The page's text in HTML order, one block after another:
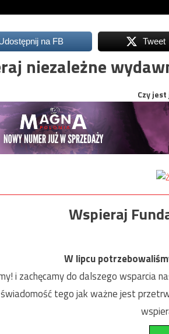
na FB Tweet
niezależne
Czy
Wspieraj
W lipcu
i zachęcamy do dalszego wsparcia
tego jak ważne jest